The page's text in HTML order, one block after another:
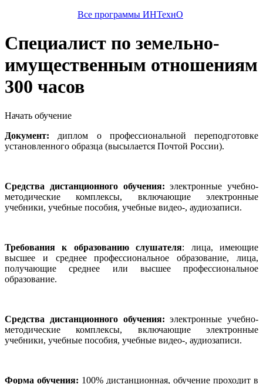
Все программы ИНТехнО
Специалист по земельно-
имущественным отношениям
300 часов
Начать обучение
Документ: диплом о профессиональной переподготовке
установленного образца (высылается Почтой России).
Средства дистанционного обучения: электронные учебно-
методические комплексы, включающие электронные
учебники, учебные пособия, учебные видео-, аудиозаписи.
Требования к образованию слушателя: лица, имеющие
высшее и среднее профессиональное образование, лица,
получающие среднее или высшее профессиональное
образование.
Средства дистанционного обучения: электронные учебно-
методические комплексы, включающие электронные
учебники, учебные пособия, учебные видео-, аудиозаписи.
Форма обучения: 100% дистанционная, обучение проходит в